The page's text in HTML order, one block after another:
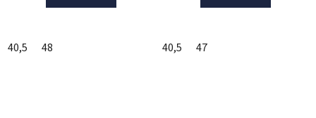
40,5 48 40,5 47